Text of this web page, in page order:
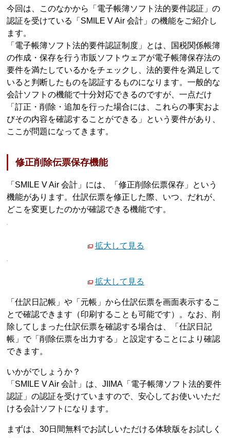
今回は、このなかから「電子帳簿ソフト法的要件認証」の
認証を受けている「SMILE V Air 会計」の機能をご紹介し
ます。
「電子帳簿ソフト法的要件認証制度」とは、国税関係帳簿
の作成・保存を行う市販ソフトウェアが電子帳簿保存法の
要件を満たしているかをチェックし、法的要件を満足して
いると判断したものを認証するものになります。一般的な
会計ソフトの機能で十分対応できるのですが、一点だけ
「訂正・削除・追加を行った場合には、これらの事実およ
びその内容を確認することができる」という要件があり、
ここが問題になってきます。
修正削除伝票保存機能
「SMILE V Air 会計」には、「修正削除伝票保存」という
機能があります。仕訳伝票を修正した際、いつ、だれが、
どこを変更したのかが確認できる機能です。
拡大して見る
拡大して見る
「仕訳日記帳」や「元帳」から仕訳伝票を画面表示するこ
とで確認できます（印刷することも可能です）。なお、削
除してしまった仕訳伝票を確認する場合は、「仕訳日記
帳」で「削除伝票を出力する」と設定することにより確認
できます。
いかがでしょうか？
「SMILE V Air 会計」は、JIIMA「電子帳簿ソフト法的要件
認証」の認証を受けていますので、安心してお使いいただ
ける会計ソフトになります。
まずは、30日間無料でお試しいただける体験版をお試しく